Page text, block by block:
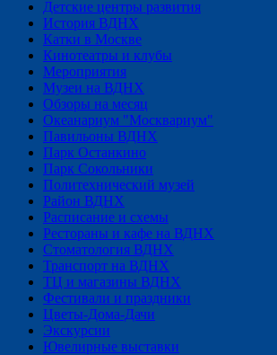
Детские центры развития
История ВДНХ
Катки в Москве
Кинотеатры и клубы
Мероприятия
Музеи на ВДНХ
Обзоры на месяц
Океанариум "Москвариум"
Павильоны ВДНХ
Парк Останкино
Парк Сокольники
Политехнический музей
Район ВДНХ
Расписание и схемы
Рестораны и кафе на ВДНХ
Стоматология ВДНХ
Транспорт на ВДНХ
ТЦ и магазины ВДНХ
Фестивали и праздники
Цветы-Дома-Дачи
Экскурсии
Ювелирные выставки